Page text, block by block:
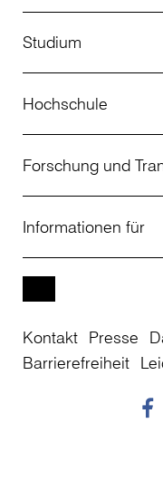
Studium
Studienangebot
Bewerbung
Studienberatung
Weiterbildung
Studienkolleg
Hochschule
Über uns
Aktuelles
Veranstaltungen
Einrichtungen
Stellenangebote
Forschung und
Projekte
Informationen für
Studierende
Kontakt Presse
Barrierefreiheit